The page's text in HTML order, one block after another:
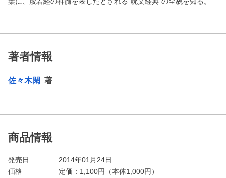
著者情報
佐々木閑 著
商品情報
発売日
2014年01月24日
価格
定価： 1,100円（本体1,000円）